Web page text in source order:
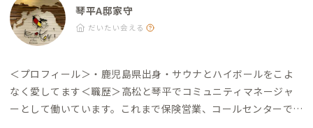
琴平A邸家守
だいたい会える
＜プロフィール＞ ・鹿児島県出身 ・サウナとハイボールをこよ
なく愛してます＜職歴＞高松と琴平でコミュニティマネージャ
ーとして働いています。これまで保険営業、コールセンターでの